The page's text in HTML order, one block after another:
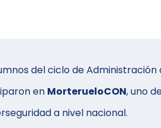
del ciclo de Administración
en MorterueloCON, uno
a nivel nacional.